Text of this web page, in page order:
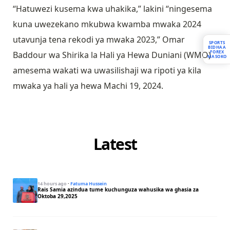
“Hatuwezi kusema kwa uhakika,” lakini “ningesema
kuna uwezekano mkubwa kwamba mwaka 2024
utavunja tena rekodi ya mwaka 2023,” Omar
Baddour wa Shirika la Hali ya Hewa Duniani (WMO)
amesema wakati wa uwasilishaji wa ripoti ya kila
mwaka ya hali ya hewa Machi 19, 2024.
Latest
14 hours ago · Fatuma Hussein
Rais Samia azindua tume kuchunguza wahusika wa ghasia za
Oktoba 29,2025
SPORTS
BIDHAA
FOREX
MASOKO